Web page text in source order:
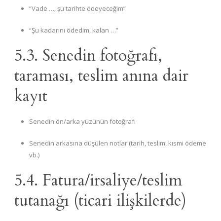
“Vade …, şu tarihte ödeyeceğim”
“Şu kadarını ödedim, kalan …”
5.3. Senedin fotoğrafı,
taraması, teslim anına dair
kayıt
Senedin ön/arka yüzünün fotoğrafı
Senedin arkasına düşülen notlar (tarih, teslim, kısmi ödeme
vb.)
5.4. Fatura/irsaliye/teslim
tutanağı (ticari ilişkilerde)